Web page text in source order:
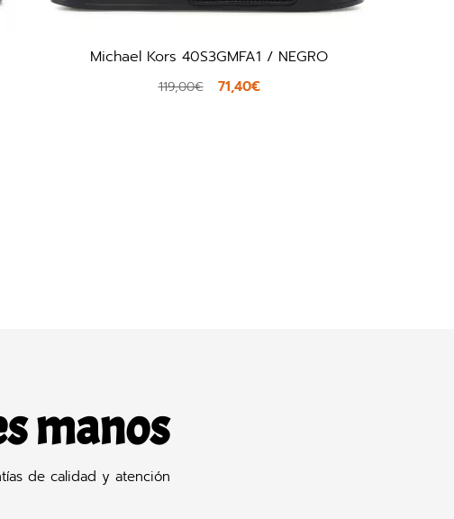
Ilse Jacobsen CHEERFUL05 / PLATINO
35,00€ 21,00€
manos
de calidad y atención